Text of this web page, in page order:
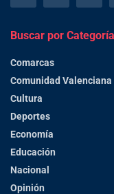
Buscar por Categoría
Comarcas
Comunidad Valenciana
Cultura
Deportes
Economía
Educación
Nacional
Opinión